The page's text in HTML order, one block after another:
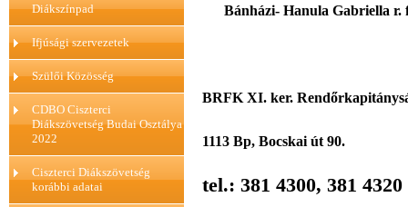
Diákszínpad
Ifjúsági szervezetek
Szülői Közösség
CDBO Ciszterci
Diákszövetség Budai Osztálya
2022
Ciszterci Diákszövetség
korábbi adatai
Bánházi- Hanula Gabriella r.
BRFK XI. ker.
1113 Bp, Bocskai út 90.
tel.: 381 4300, 381 4320